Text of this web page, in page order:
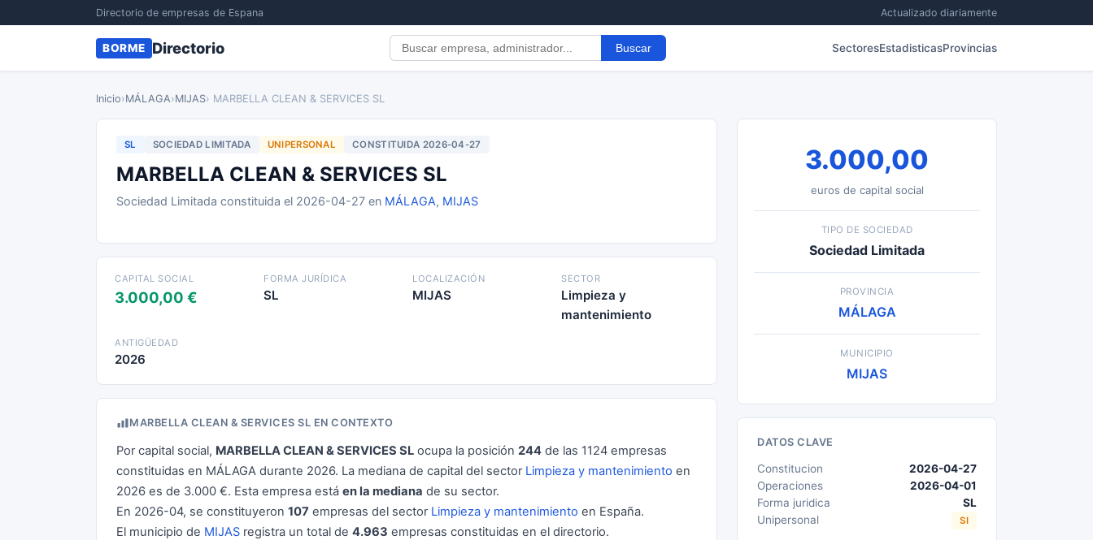
Directorio de empresas de Espana Actualizado diariamente
BORME Directorio Buscar SectoresEstadisticasProvincias
Inicio›MÁLAGA›MIJAS› MARBELLA CLEAN & SERVICES SL
SL SOCIEDAD LIMITADA UNIPERSONAL CONSTITUIDA 2026-04-27
MARBELLA CLEAN & SERVICES SL
Sociedad Limitada constituida el 2026-04-27 en MÁLAGA, MIJAS
CAPITAL SOCIAL
3.000,00 €
FORMA JURÍDICA
SL
LOCALIZACIÓN
MIJAS
SECTOR
Limpieza y
mantenimiento
ANTIGÜEDAD
2026
MARBELLA CLEAN & SERVICES SL EN CONTEXTO
Por capital social, MARBELLA CLEAN & SERVICES SL ocupa la posición 244 de las 1124 empresas
constituidas en MÁLAGA durante 2026. La mediana de capital del sector Limpieza y mantenimiento en
2026 es de 3.000 €. Esta empresa está en la mediana de su sector.
En 2026-04, se constituyeron 107 empresas del sector Limpieza y mantenimiento en España.
El municipio de MIJAS registra un total de 4.963 empresas constituidas en el directorio.
3.000,00
euros de capital social
TIPO DE SOCIEDAD
Sociedad Limitada
PROVINCIA
MÁLAGA
MUNICIPIO
MIJAS
DATOS CLAVE
Constitucion
2026-04-27
Operaciones
2026-04-01
Forma juridica
SL
Unipersonal
SI